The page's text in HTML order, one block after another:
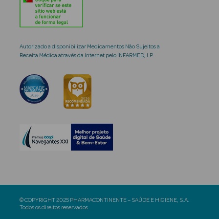
Autorizado a disponibilizar Medicamentos Não Sujeitos a
Receita Médica através da Internet pelo INFARMED, I.P.
© COPYRIGHT 2025 PHARMACONTINENTE – SAÚDE E HIGIENE, S.A.
Todos os direitos reservados